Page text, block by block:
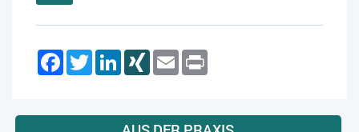
Facebook
TwitterLinkedInXING Email